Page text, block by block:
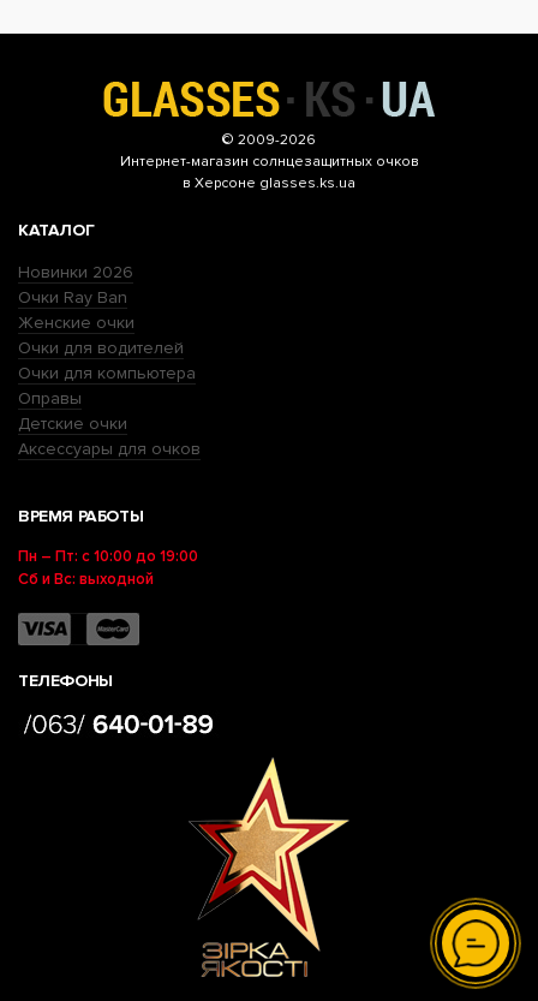
© 2009-2026
Интернет-магазин солнцезащитных очков
в Херсоне glasses.ks.ua
КАТАЛОГ
Новинки 2026
Очки Ray Ban
Женские очки
Очки для водителей
Очки для компьютера
Оправы
Детские очки
Аксессуары для очков
ВРЕМЯ РАБОТЫ
Пн – Пт: с 10:00 до 19:00
Сб и Вс: выходной
ТЕЛЕФОНЫ